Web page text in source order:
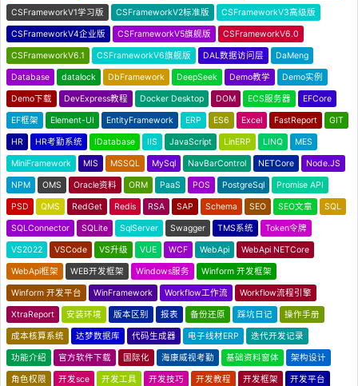
CSFrameworkV1学习版 CSFrameworkV2标准版 CSFrameworkV3高级版
CSFrameworkV4企业版 CSFrameworkV5旗舰版 CSFrameworkV6.0
CSFrameworkV6.1 CSFrameworkV6旗舰版 DAL数据访问层 DaMeng
Database datalock DbFramework DeepSeek Demo教学 Demo实例
Demo下载 DevExpress教程 Docker Desktop DOM ECS服务器 EFCore
EF框架 Element-UI EntityFramework ERP ES6 Excel FastReport GIT
HR HR考勤系统 IDatabase IIS JavaScript LinERP LINQ MES
MiniFramework MIS MSSQL MySql NavBarControl NETCore Node.JS
NPM OMS Oracle资料 ORM PaaS POS PostgreSql Promise API
PSD QMS RedGet Redis RSA SAP Schema SEO SEO文章 SQL
SQLConnector SQLite SqlServer Swagger TMS系统 Token令牌
VS2022 VSCode VS升级 VUE WCF WebApi WebApi NETCore
WebApi框架 WEB开发框架 Windows服务 Winform 开发框架
Winform 开发平台 WinFramework Workflow工作流 Workflow流程引擎
XtraReport 安装环境 版本区别 报表 备份还原 踩坑日记 操作手册
成本核算系统 达梦数据库 代码生成器 电子线材ERP 迭代开发记录
功能介绍 官方软件下载 国际化 海康威视考勤 基础资料窗体 架构设计
角色权限 开发sce 开发工具 开发技巧 开发教程 开发框架 开发平台